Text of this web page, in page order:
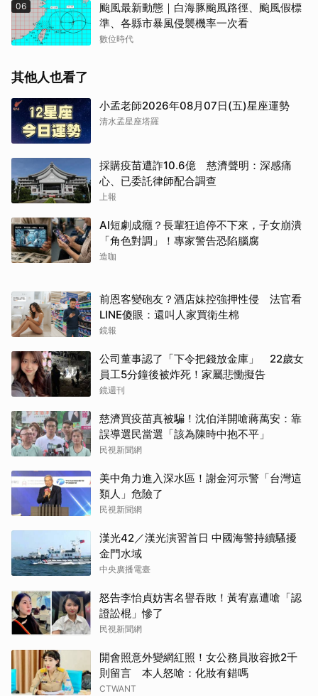
06
颱風最新動態｜白海豚颱風路徑、颱風假標
準、各縣市暴風侵襲機率一次看
數位時代
其他人也看了
小孟老師2026年08月07日(五)星座運勢
清水孟星座塔羅
採購疫苗遭詐10.6億 慈濟聲明：深感痛
心、已委託律師配合調查
上報
AI短劇成癮？長輩狂追停不下來，子女崩潰
「角色對調」！專家警告恐陷腦腐
造咖
前恩客變砲友？酒店妹控強押性侵 法官看
LINE傻眼：還叫人家買衛生棉
鏡報
公司董事認了「下令把錢放金庫」 22歲女
員工5分鐘後被炸死！家屬悲慟擬告
鏡週刊
慈濟買疫苗真被騙！沈伯洋開嗆蔣萬安：靠
誤導選民當選「該為陳時中抱不平」
民視新聞網
美中角力進入深水區！謝金河示警「台灣這
類人」危險了
民視新聞網
漢光42／漢光演習首日 中國海警持續騷擾
金門水域
中央廣播電臺
怒告李怡貞妨害名譽吞敗！黃宥嘉遭嗆「認
證訟棍」慘了
民視新聞網
開會照意外變網紅照！女公務員妝容掀2千
則留言 本人怒嗆：化妝有錯嗎
CTWANT
取消